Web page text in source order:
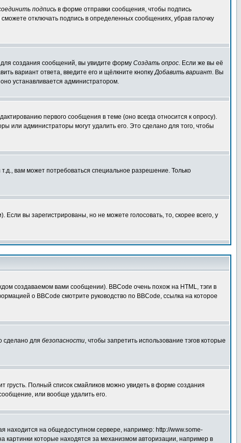
подпись в форме отправки сообщения, чтобы подпись
отключать подпись в определенных сообщениях, убрав галочку
для создания сообщений, вы увидите форму Создать опрос. Если же вы её
вариант ответа, введите его и щёлкните кнопкуДобавить вариант. Вы
устанавливается администратором.
первого сообщения в теме (оно всегда относится к опросу).
или администраторы могут удалить его. Это сделано для того, чтобы
вам может потребоваться специальное разрешение. Только
вы зарегистрированы, но не можете голосовать, то, скорее всего, у
создаваемом вами сообщении). BBCode очень похож на HTML, тэги в
о BBCode смотрите руководство по BBCode, ссылка на которое
сделано для безопасности, чтобы запретить использование тэгов которые
грусть. Полный список смайликов можно увидеть в форме создания
или вообще удалить его.
находится на общедоступном сервере, например: http://www.some-
которые находятся за механизмом авторизации, например в